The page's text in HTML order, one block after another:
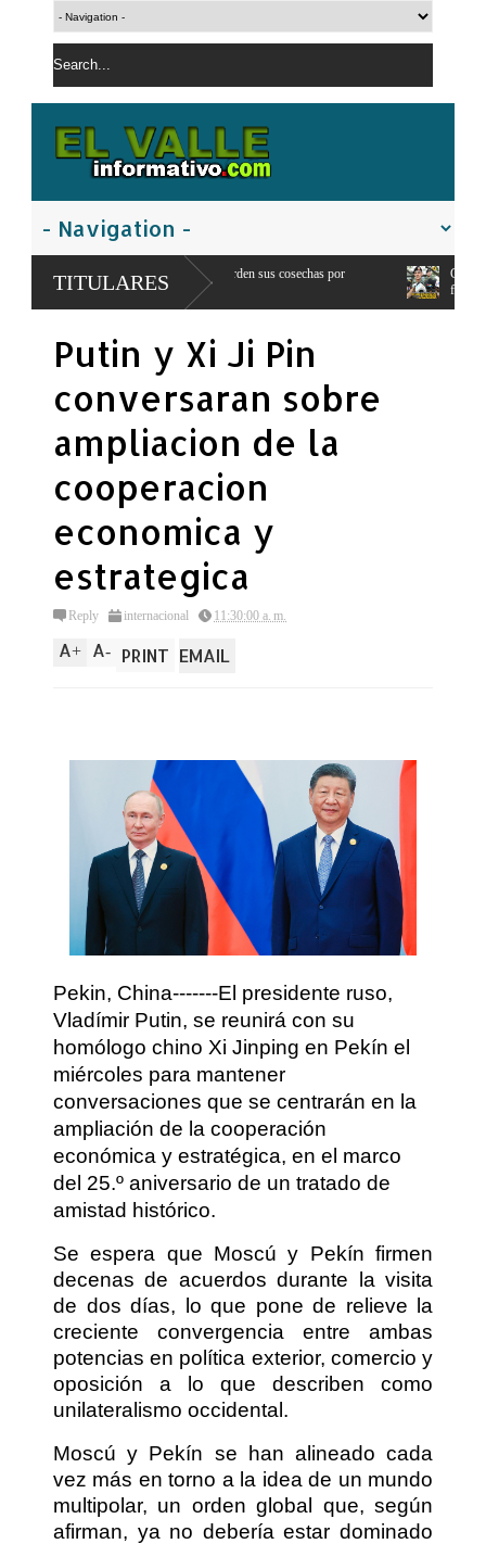
TITULARES
pierden sus cosechas por
Comandante del ejercito de RD
Putin y Xi Ji Pin
conversaran sobre
ampliacion de la
cooperacion
economica y
estrategica
Reply internacional 11:30:00 a. m.
A+ A- PRINT EMAIL
Pekin, China-------El presidente ruso,
Vladímir Putin, se reunirá con su
homólogo chino Xi Jinping en Pekín el
miércoles para mantener
conversaciones que se centrarán en la
ampliación de la cooperación
económica y estratégica, en el marco
del 25.º aniversario de un tratado de
amistad histórico.
Se espera que Moscú y Pekín firmen
decenas de acuerdos durante la visita
de dos días, lo que pone de relieve la
creciente convergencia entre ambas
potencias en política exterior, comercio y
oposición a lo que describen como
unilateralismo occidental.
Moscú y Pekín se han alineado cada
vez más en torno a la idea de un mundo
multipolar, un orden global que, según
afirman, ya no debería estar dominado